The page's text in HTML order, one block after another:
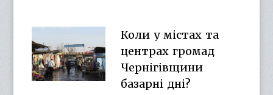
Коли у містах та
центрах громад
Чернігівщини
базарні дні?